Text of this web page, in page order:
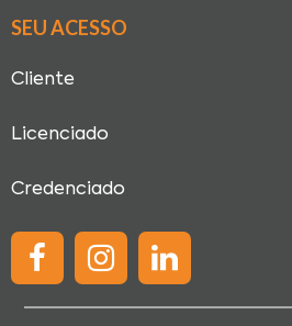
SEU ACESSO
Cliente
Licenciado
Credenciado